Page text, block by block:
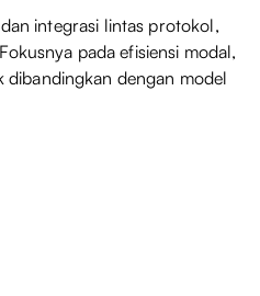
integrasi lintas protokol,
pada efisiensi modal,
dibandingkan dengan model